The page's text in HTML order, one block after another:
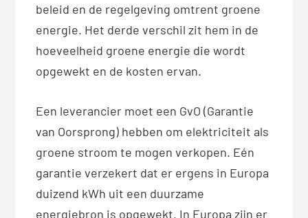
beleid en de regelgeving omtrent groene
energie. Het derde verschil zit hem in de
hoeveelheid groene energie die wordt
opgewekt en de kosten ervan.
Een leverancier moet een GvO (Garantie
van Oorsprong) hebben om elektriciteit als
groene stroom te mogen verkopen. Eén
garantie verzekert dat er ergens in Europa
duizend kWh uit een duurzame
energiebron is opgewekt. In Europa zijn er